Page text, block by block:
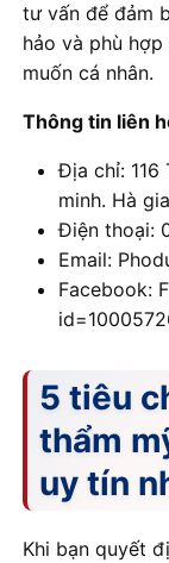
tư vấn để đảm
hảo và phù
muốn cá nhân.
Thông tin liên
Địa chỉ: 116
minh. Hà
Điện thoại:
Email:
Facebook:
5 tiêu
thẩm
uy tín
Khi bạn quyết